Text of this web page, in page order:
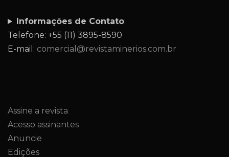
Informações de Contato:
Telefone: +55 (11) 3895-8590
E-mail: comercial@revistaminerios.com.br
Assine a revista
Acesso assinantes
Anuncie
Edições